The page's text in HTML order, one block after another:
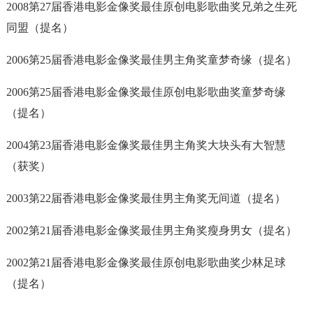
2008第27届香港电影金像奖最佳原创电影歌曲奖兄弟之生死
同盟（提名）
2006第25届香港电影金像奖最佳男主角奖童梦奇缘（提名）
2006第25届香港电影金像奖最佳原创电影歌曲奖童梦奇缘
（提名）
2004第23届香港电影金像奖最佳男主角奖大块头有大智慧
（获奖）
2003第22届香港电影金像奖最佳男主角奖无间道（提名）
2002第21届香港电影金像奖最佳男主角奖瘦身男女（提名）
2002第21届香港电影金像奖最佳原创电影歌曲奖少林足球
（提名）